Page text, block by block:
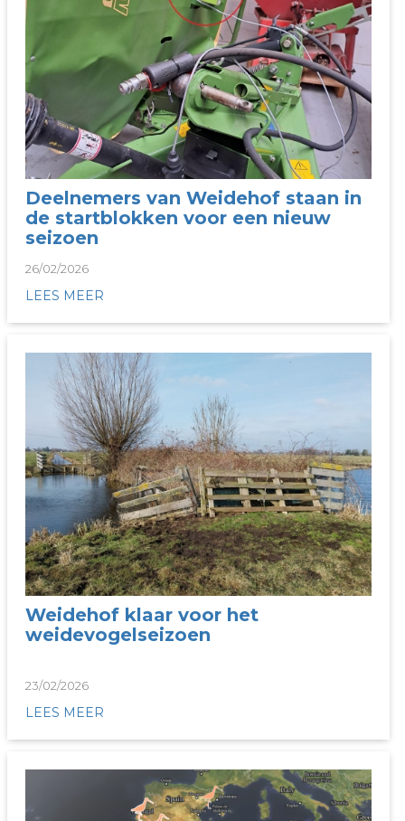
Deelnemers van Weidehof staan in
de startblokken voor een nieuw
seizoen
26/02/2026
LEES MEER
Weidehof klaar voor het
weidevogelseizoen
23/02/2026
LEES MEER